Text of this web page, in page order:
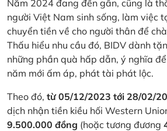
Năm 2024 đang đến gần, cũng là
người Việt Nam sinh sống, làm việc
chuyển tiền về cho người thân để
Thấu hiểu nhu cầu đó, BIDV dành
những phần quà hấp dẫn, ý nghĩa
năm mới ấm áp, phát tài phát lộc.
Theo đó, từ 05/12/2023 tới 28/02/
dịch nhận tiền kiều hối Western
9.500.000 đồng (hoặc tương đương